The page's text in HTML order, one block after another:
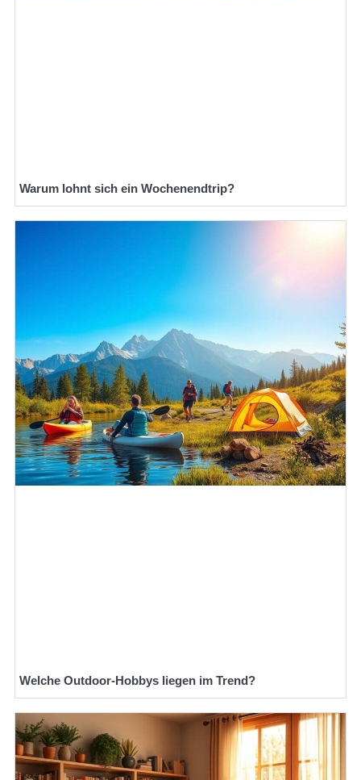
Warum lohnt sich ein Wochenendtrip?
Welche Outdoor-Hobbys liegen im Trend?